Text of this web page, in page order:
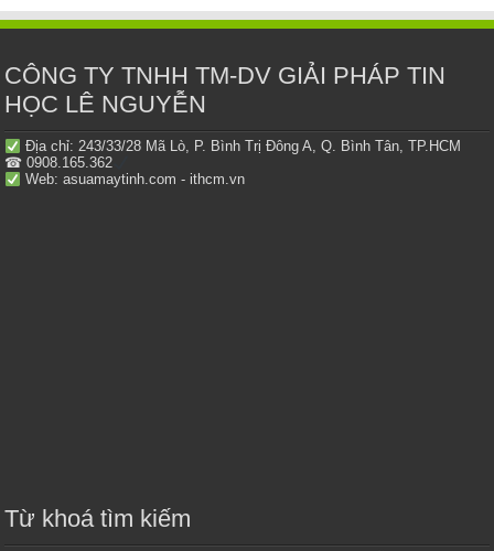
CÔNG TY TNHH TM-DV GIẢI PHÁP TIN
HỌC LÊ NGUYỄN
Địa chỉ: 243/33/28 Mã Lò, P. Bình Trị Đông A, Q. Bình Tân, TP.HCM
☎ 0908.165.362
Web: asuamaytinh.com - ithcm.vn
Từ khoá tìm kiếm